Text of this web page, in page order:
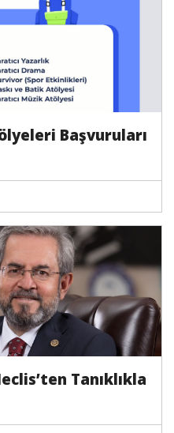
Başvuruları
Tanıklıkla